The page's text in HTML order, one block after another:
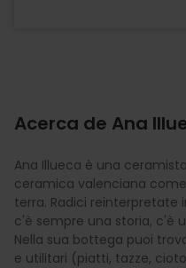
Acerca de Ana
Ana Illueca è una
ceramica valenciana
terra. Radici reinterpretate
c'è sempre una storia, c'è
Nella sua bottega puoi
e utilitari (piatti, tazze,